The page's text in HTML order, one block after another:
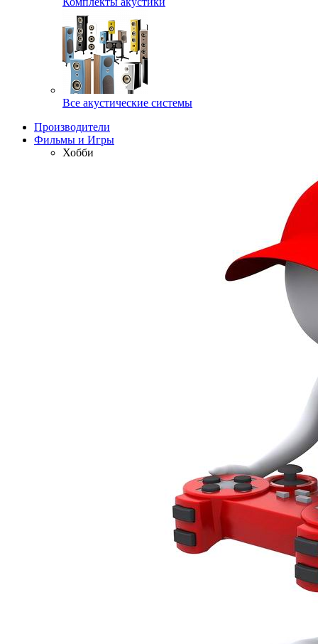
Все акустические системы
Производители
Фильмы и Игры
Хобби